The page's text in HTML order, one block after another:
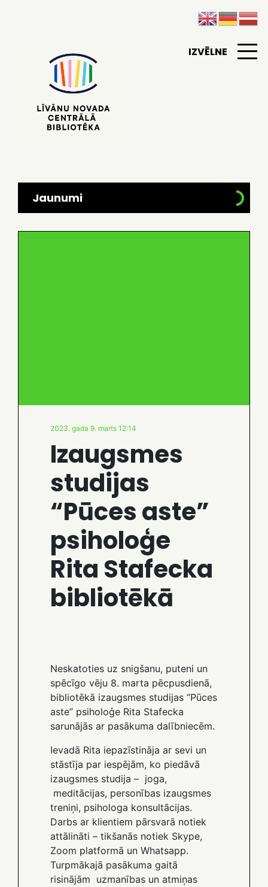
IZVĒLNE
Jaunumi
2023. gada 9. marts 12:14
Izaugsmes
studijas
“Pūces aste”
psiholoģe
Rita Stafecka
bibliotēkā
Neskatoties uz snigšanu, puteni un
spēcīgo vēju 8. marta pēcpusdienā,
bibliotēkā izaugsmes studijas “Pūces
aste” psiholoģe Rita Stafecka
sarunājās ar pasākuma dalībniecēm.
Ievadā Rita iepazīstināja ar sevi un
stāstīja par iespējām, ko piedāvā
izaugsmes studija – joga,
meditācijas, personības izaugsmes
treniņi, psihologa konsultācijas.
Darbs ar klientiem pārsvarā notiek
attālināti – tikšanās notiek Skype,
Zoom platformā un Whatsapp.
Turpmākajā pasākuma gaitā
risinājām uzmanības un atmiņas